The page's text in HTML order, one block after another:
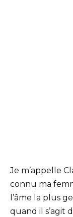
Je m’appelle
connu ma
l’âme la plus
quand il s’agit